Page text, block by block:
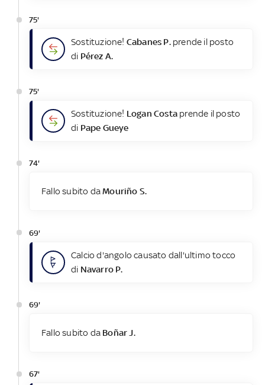
75'
Sostituzione! Cabanes P.prende il posto
di Pérez A.
75'
Sostituzione! Logan Costa prende il posto
di Pape Gueye
74'
Fallo subito daMouriño S.
69'
Calcio d'angolo causato dall'ultimo tocco
di Navarro P.
69'
Fallo subito da Boñar J.
67'